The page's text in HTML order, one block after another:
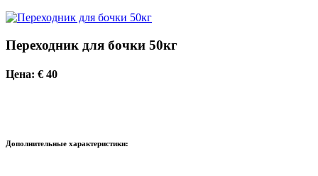
Переходник для бочки 50кг
Цена: € 40
Дополнительные характеристики: